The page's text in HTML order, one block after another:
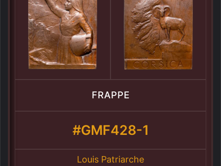
FRAPPE
#GMF428-1
Louis Patriarche